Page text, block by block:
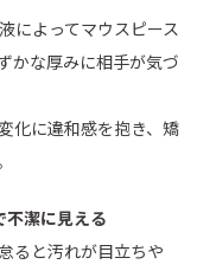
によってマウスピース
かな厚みに相手が気づ
化に違和感を抱き、矯
不潔に見える
ると汚れが目立ちや